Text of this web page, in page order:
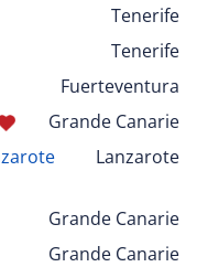
Tenerife
Tenerife
Fuerteventura
Grande Canarie
Lanzarote
Grande Canarie
Grande Canarie